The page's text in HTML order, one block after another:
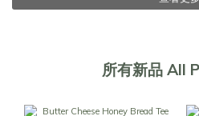
所有新品 All